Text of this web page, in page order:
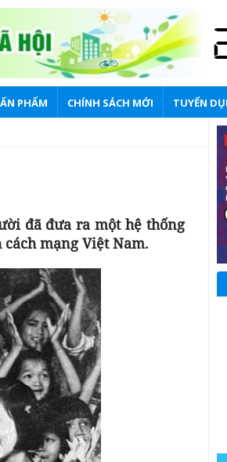
ẤN PHẨM CHÍNH SÁCH MỚI TUYỂN
đã đưa ra một hệ thống
mạng Việt Nam.